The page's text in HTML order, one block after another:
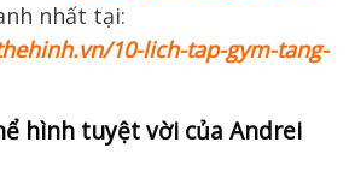
nhất tại:
10-lich-tap-gym-tang-
hình tuyệt vời của Andrei